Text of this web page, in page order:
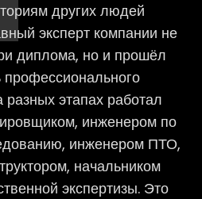
других людей
эксперт компании не
диплома, но и прошёл
этапах работал
инженером по
инженером ПТО,
начальником
экспертизы. Это